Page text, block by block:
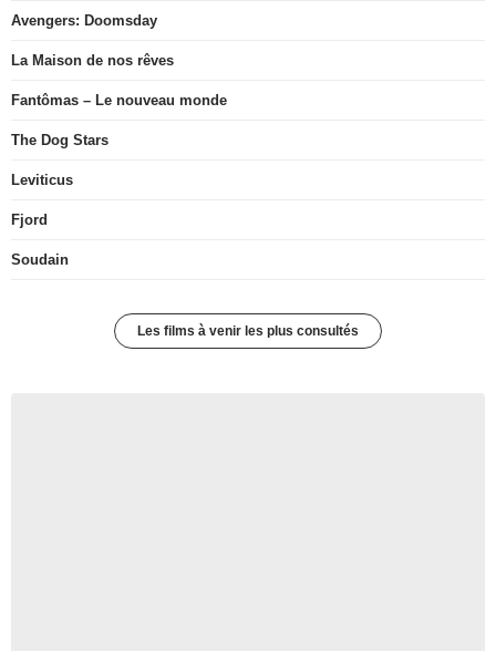
Avengers: Doomsday
La Maison de nos rêves
Fantômas – Le nouveau monde
The Dog Stars
Leviticus
Fjord
Soudain
Les films à venir les plus consultés